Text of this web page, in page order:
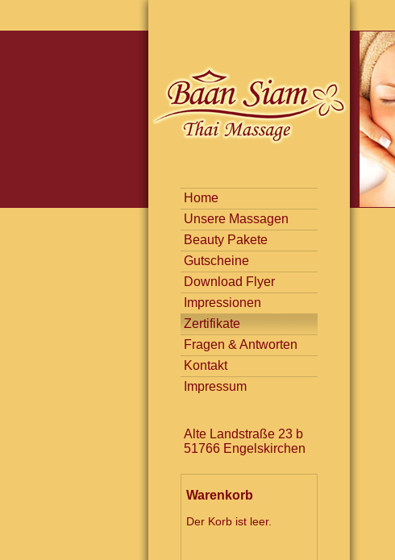
Home
Unsere Massagen
Beauty Pakete
Gutscheine
Download Flyer
Impressionen
Zertifikate
Fragen & Antworten
Kontakt
Impressum
Alte Landstraße 23 b
51766 Engelskirchen
Warenkorb
Der Korb ist leer.